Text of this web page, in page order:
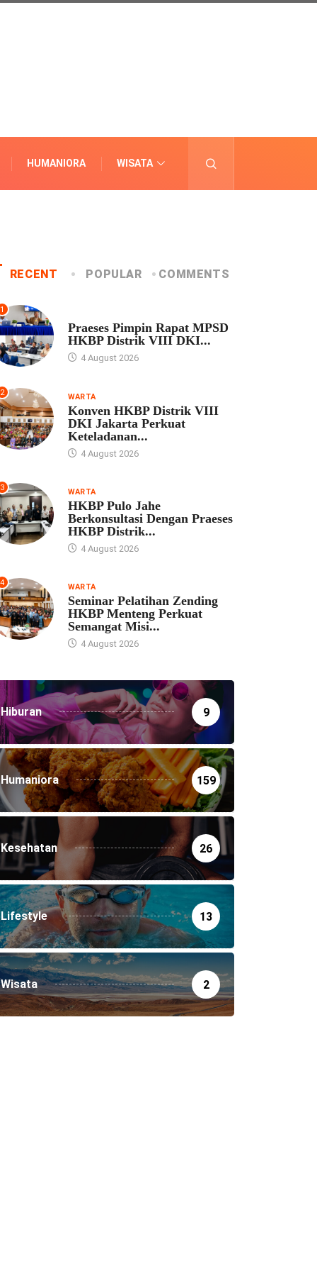
HUMANIORA WISATA
RECENT POPULAR COMMENTS
1
Praeses Pimpin Rapat MPSD
HKBP Distrik VIII DKI...
4 August 2026
2 WARTA
Konven HKBP Distrik VIII
DKI Jakarta Perkuat
Keteladanan...
4 August 2026
3 WARTA
HKBP Pulo Jahe
Berkonsultasi Dengan Praeses
HKBP Distrik...
4 August 2026
4 WARTA
Seminar Pelatihan Zending
HKBP Menteng Perkuat
Semangat Misi...
4 August 2026
Hiburan 9
Humaniora 159
Kesehatan 26
Lifestyle 13
Wisata 2